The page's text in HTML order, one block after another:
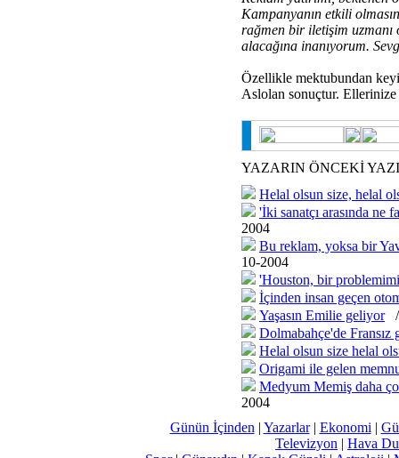
Kampanyanın etkili
rağmen bir iletişim uzmanı
alacağına inanıyorum.
Özellikle mektubundan
Aslolan sonuçtur. Ellerinize
YAZARIN ÖNCEKİ
Helal olsun size, helal
'İki sanatçı arasında ne
2004
Bu reklam, yoksa bir
10-2004
'Houston, bir
İçinden insan geçen
Yaşasın Emilie geliyor
Dolmabahçe'de Fransız
Helal olsun size helal
Origami ile gelen
Medyum Memiş daha
2004
Günün İçinden | Yazarlar| Ekonomi |
Televizyon | Hava